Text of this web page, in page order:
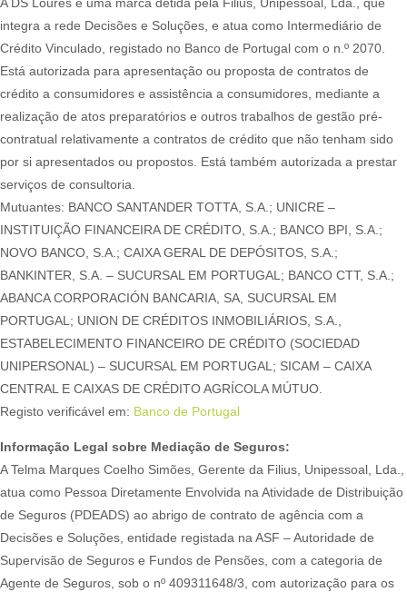
integra a rede Decisões e Soluções, e atua como Intermediário de
Crédito Vinculado, registado no Banco de Portugal com o n.º 2070.
Está autorizada para apresentação ou proposta de contratos de
crédito a consumidores e assistência a consumidores, mediante a
realização de atos preparatórios e outros trabalhos de gestão pré-
contratual relativamente a contratos de crédito que não tenham sido
por si apresentados ou propostos. Está também autorizada a prestar
serviços de consultoria.
Mutuantes: BANCO SANTANDER TOTTA, S.A.; UNICRE –
INSTITUIÇÃO FINANCEIRA DE CRÉDITO, S.A.; BANCO BPI, S.A.;
NOVO BANCO, S.A.; CAIXA GERAL DE DEPÓSITOS, S.A.;
BANKINTER, S.A. – SUCURSAL EM PORTUGAL; BANCO CTT, S.A.;
ABANCA CORPORACIÓN BANCARIA, SA, SUCURSAL EM
PORTUGAL; UNION DE CRÉDITOS INMOBILIÁRIOS, S.A.,
ESTABELECIMENTO FINANCEIRO DE CRÉDITO (SOCIEDAD
UNIPERSONAL) – SUCURSAL EM PORTUGAL; SICAM – CAIXA
CENTRAL E CAIXAS DE CRÉDITO AGRÍCOLA MÚTUO.
Registo verificável em: Banco de Portugal
Informação Legal sobre Mediação de Seguros:
A Telma Marques Coelho Simões, Gerente da Filius, Unipessoal, Lda.,
atua como Pessoa Diretamente Envolvida na Atividade de Distribuição
de Seguros (PDEADS) ao abrigo de contrato de agência com a
Decisões e Soluções, entidade registada na ASF – Autoridade de
Supervisão de Seguros e Fundos de Pensões, com a categoria de
Agente de Seguros, sob o nº 409311648/3, com autorização para os